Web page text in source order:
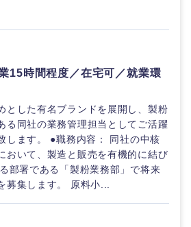
15時間程度／在宅可／就業環
とした有名ブランドを展開し、製粉
る同社の業務管理担当としてご活躍
します。 ●職務内容： 同社の中核
おいて、製造と販売を有機的に結び
部署である「製粉業務部」で将来
募集します。 原料小...